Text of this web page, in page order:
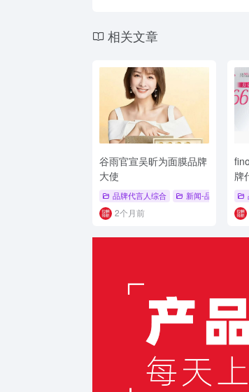
相关文章
谷雨官宣吴昕为面膜品牌
大使
品牌代言人综合 新闻-品牌代言人
2个月前
牌